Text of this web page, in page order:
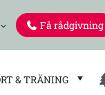
Få rådgivning
& TRÄNING